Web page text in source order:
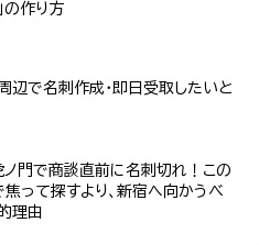
の作り方
辺で名刺作成・即日受取したいと
ノ門で商談直前に名刺切れ！この
焦って探すより、新宿へ向かうべ
理由